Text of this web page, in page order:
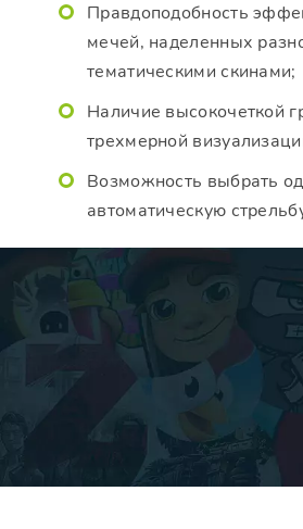
Правдоподобность
мечей, наделенных
тематическими скинами;
Наличие высокочеткой
трехмерной
Возможность выбрать
автоматическую